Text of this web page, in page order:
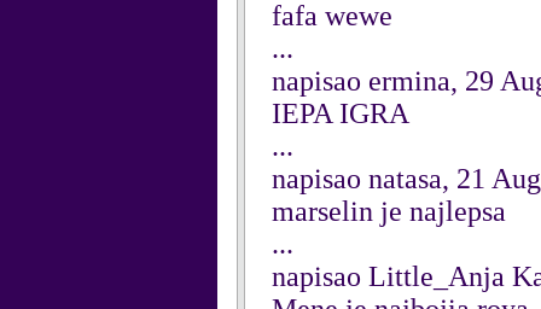
fafa wewe
...
napisao ermina, 29
IEPA IGRA
...
napisao natasa, 21
marselin je najlepsa
...
napisao Little_Anja